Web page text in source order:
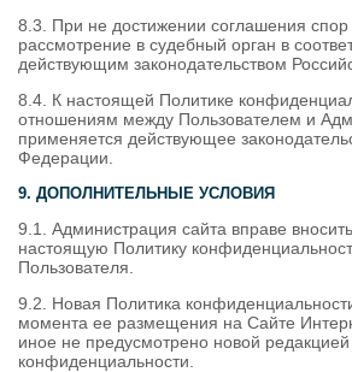
8.3. При не достижении соглашения
рассмотрение в судебный орган в
действующим законодательством
8.4. К настоящей Политике
отношениям между Пользователем и
применяется действующее
Федерации.
9. ДОПОЛНИТЕЛЬНЫЕ УСЛОВИЯ
9.1. Администрация сайта вправе
настоящую Политику
Пользователя.
9.2. Новая Политика
момента ее размещения на Сайте
иное не предусмотрено новой
конфиденциальности.